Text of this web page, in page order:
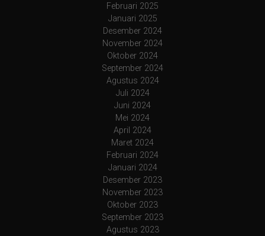
Februari 2025
Januari 2025
Desember 2024
November 2024
Oktober 2024
September 2024
Agustus 2024
Juli 2024
Juni 2024
Mei 2024
April 2024
Maret 2024
Februari 2024
Januari 2024
Desember 2023
November 2023
Oktober 2023
September 2023
Agustus 2023